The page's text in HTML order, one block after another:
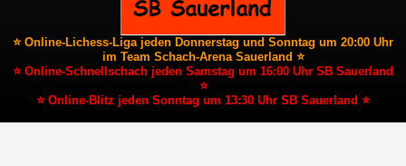
⭐ Online-Lichess-Liga jeden Donnerstag und Sonntag um 20:00 Uhr
im Team Schach-Arena Sauerland ⭐
⭐ Online-Schnellschach jeden Samstag um 16:00 Uhr SB Sauerland
⭐
⭐ Online-Blitz jeden Sonntag um 13:30 Uhr SB Sauerland ⭐